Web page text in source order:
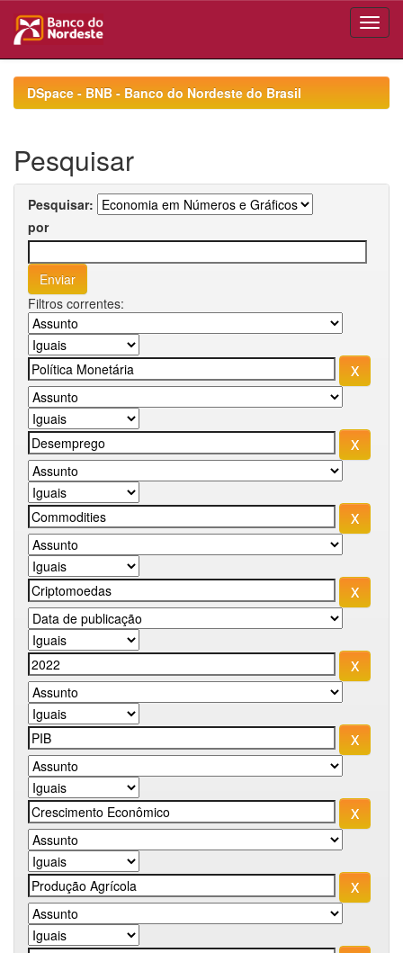
navigationDSpace - BNB - Banco do Nordeste do Brasil
Pesquisar
Pesquisar:
por
Filtros correntes: